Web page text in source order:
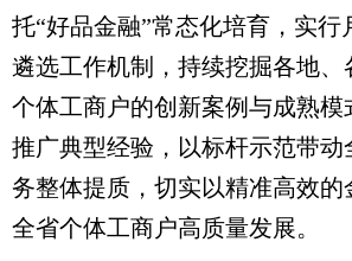
托“好品金融”常态化培育，实行
遴选工作机制，持续挖掘各地、
个体工商户的创新案例与成熟模
推广典型经验，以标杆示范带动
务整体提质，切实以精准高效的
全省个体工商户高质量发展。